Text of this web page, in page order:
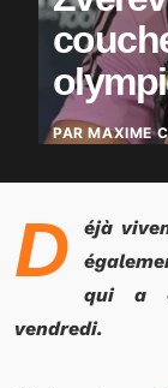
PAR MAXIME
D
éjà
qui a
vendredi.